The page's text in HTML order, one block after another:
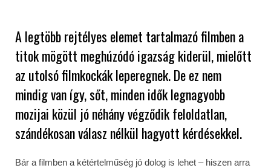
A legtöbb rejtélyes elemet tartalmazó filmben a
titok mögött meghúzódó igazság kiderül, mielőtt
az utolsó filmkockák leperegnek. De ez nem
mindig van így, sőt, minden idők legnagyobb
mozijai közül jó néhány végződik feloldatlan,
szándékosan válasz nélkül hagyott kérdésekkel.
Bár a filmben a kétértelműség jó dolog is lehet – hiszen arra